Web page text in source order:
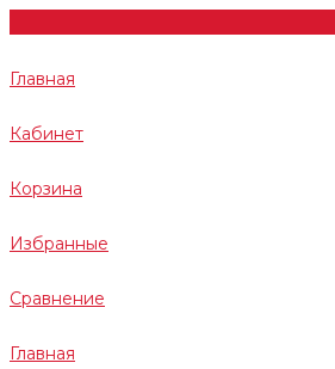
Главная
Кабинет
Корзина
Избранные
Сравнение
Главная